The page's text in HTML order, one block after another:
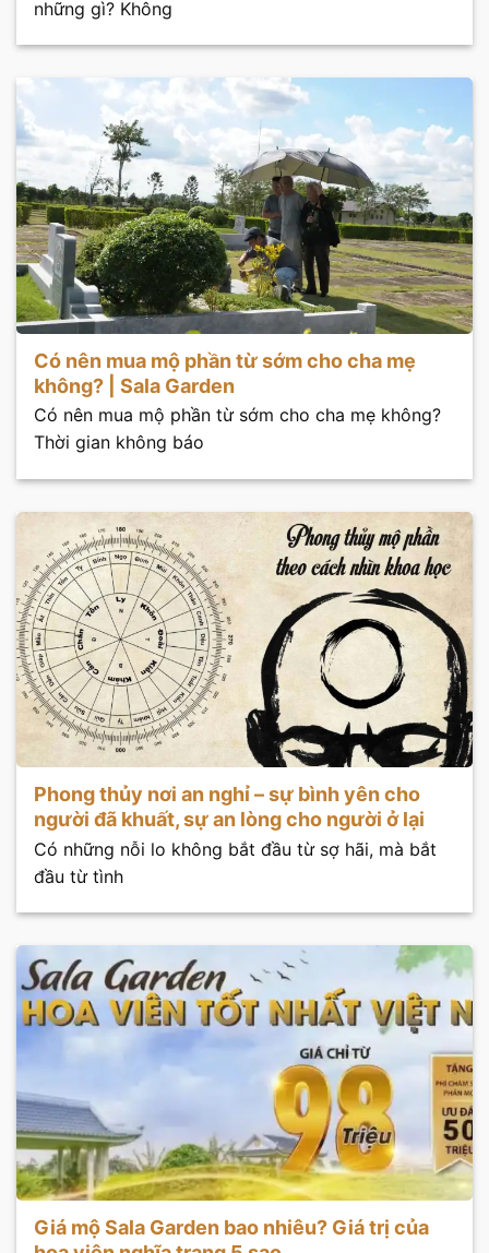
những gì? Không
Có nên mua mộ phần từ sớm cho cha mẹ
không? | Sala Garden
Có nên mua mộ phần từ sớm cho cha mẹ không?
Thời gian không báo
Phong thủy nơi an nghỉ – sự bình yên cho
người đã khuất, sự an lòng cho người ở lại
Có những nỗi lo không bắt đầu từ sợ hãi, mà bắt
đầu từ tình
Giá mộ Sala Garden bao nhiêu? Giá trị của